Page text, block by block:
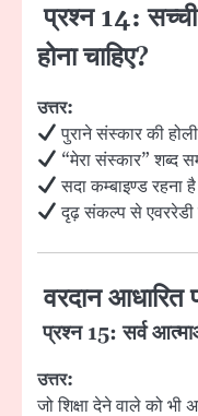
प्रश्न 14:
होना चाहिए?
उत्तर:
पुराने संस्कार की
“मेरा संस्कार” शब्द
सदा कम्बाइण्ड रहना
दृढ़ संकल्प से एवररेडी
वरदान आधारित
प्रश्न 15: सर्व
उत्तर:
जो शिक्षा देने वाले को